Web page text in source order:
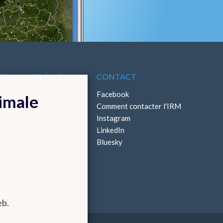
À L'IRM CONTACT
Facebook
Comment contacter l'IRM
Instagram
LinkedIn
Bluesky